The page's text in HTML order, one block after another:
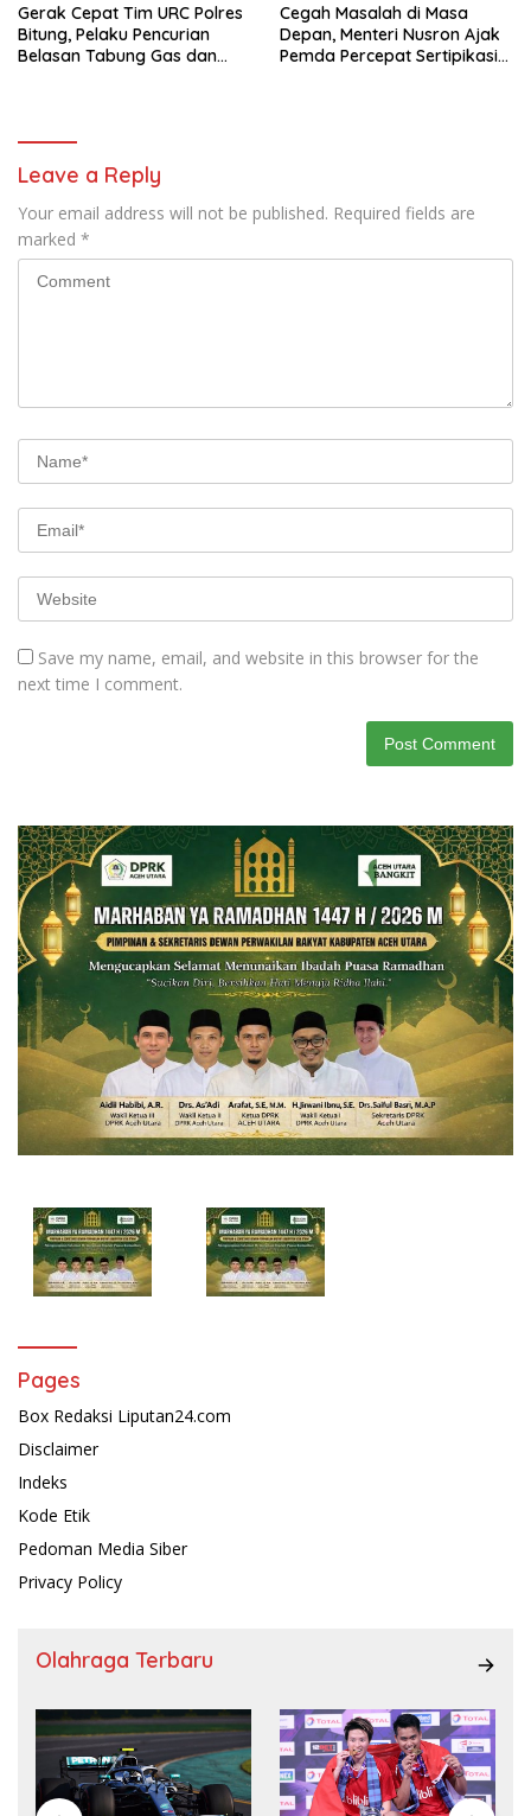
Gerak Cepat Tim URC Polres
Bitung, Pelaku Pencurian
Belasan Tabung Gas dan
Cegah Masalah di Masa
Depan, Menteri Nusron Ajak
Pemda Percepat Sertipikasi
Leave a Reply
Your email address will not be published. Required fields are
marked *
Save my name, email, and website in this browser for the
next time I comment.
Pages
Box Redaksi Liputan24.com
Disclaimer
Indeks
Kode Etik
Pedoman Media Siber
Privacy Policy
Olahraga Terbaru